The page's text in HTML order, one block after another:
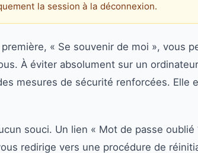
la session à la déconnexion.
« Se souvenir de moi », vous
À éviter absolument sur un
mesures de sécurité renforcées. Elle
souci. Un lien « Mot de passe oublié
redirige vers une procédure de